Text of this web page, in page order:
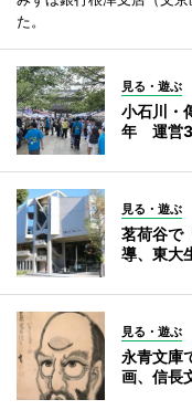
た。
見る・遊ぶ
小石川・
年 運営
見る・遊ぶ
茗荷谷で
導、東大
見る・遊ぶ
永青文庫
画、信長